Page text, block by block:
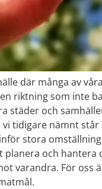
där många av
riktning som inte
städer och
tidigare nämnt
stora
och
varandra. För oss